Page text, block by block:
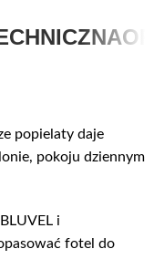
popielaty daje
pokoju dziennym
i
fotel do